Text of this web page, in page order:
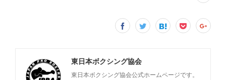
東日本ボクシング協会
東日本ボクシング協会公式ホームページです。